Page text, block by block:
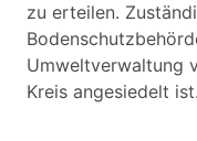
zu erteilen.
Umweltverwaltung
Kreis angesiedelt ist.